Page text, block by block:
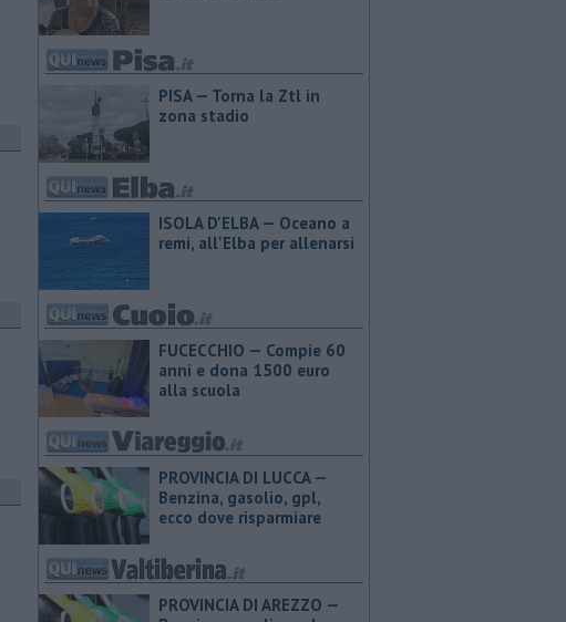
PISA — Torna la Ztl in
zona stadio
ISOLA D'ELBA — Oceano a
remi, all'Elba per allenarsi
FUCECCHIO — Compie 60
anni e dona 1500 euro
alla scuola
PROVINCIA DI LUCCA — ​
Benzina, gasolio, gpl,
ecco dove risparmiare
PROVINCIA DI AREZZO — ​